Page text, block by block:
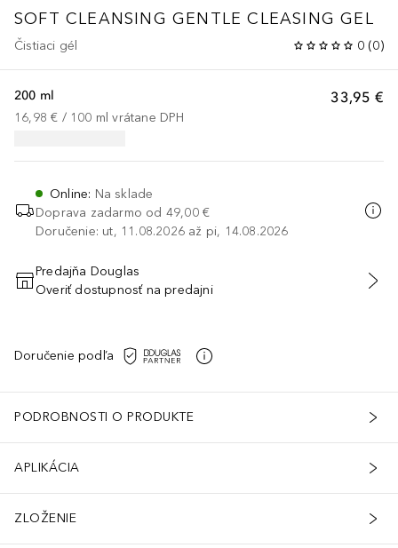
SOFT CLEANSING GENTLE CLEASING GEL
Čistiaci gél 0 (0)
33,95 €
200 ml
16,98 € / 100 ml vrátane DPH
Online: Na sklade
Doprava zadarmo od 49,00 €
Doručenie: ut, 11.08.2026 až pi, 14.08.2026
PRIDAŤ DO KOŠÍKA
Predajňa Douglas
Overiť dostupnosť na predajni
Doručenie podľa
PODROBNOSTI O PRODUKTE
APLIKÁCIA
ZLOŽENIE